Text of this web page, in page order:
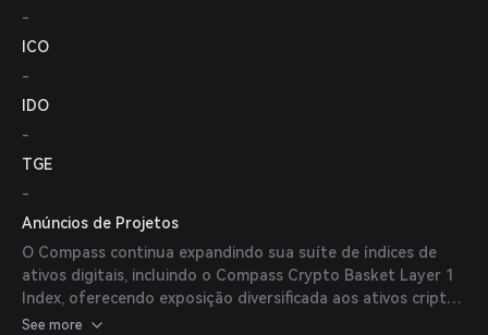
-
ICO
-
IDO
-
TGE
-
Anúncios de Projetos
O Compass continua expandindo sua suíte de índices de
ativos digitais, incluindo o Compass Crypto Basket Layer 1
Index, oferecendo exposição diversificada aos ativos cripto
Layer 1.
See more